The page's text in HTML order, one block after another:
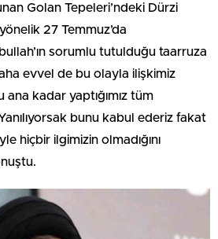
Golan Tepeleri’ndeki Dürzi
27 Temmuz’da
sorumlu tutulduğu taarruza
evvel de bu olayla ilişkimiz
ana kadar yaptığımız tüm
bunu kabul ederiz fakat
hiçbir ilgimizin olmadığını